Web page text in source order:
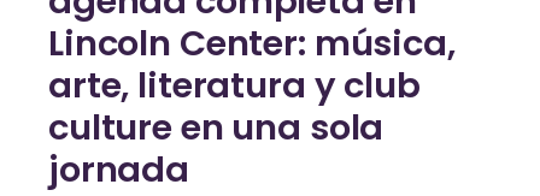
Lincoln Center: música,
arte, literatura y club
culture en una sola
jornada